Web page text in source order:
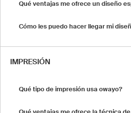
Qué ventajas me ofrece un diseño
Cómo les puedo hacer llegar mi
IMPRESIÓN
Qué tipo de impresión usa owayo?